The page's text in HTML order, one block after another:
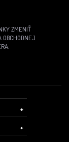
ZMENIŤ
OBCHODNEJ